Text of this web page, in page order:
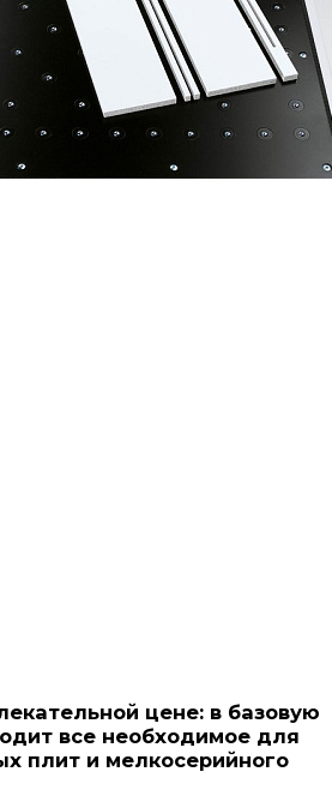
цене: в базовую
все необходимое для
плит и мелкосерийного